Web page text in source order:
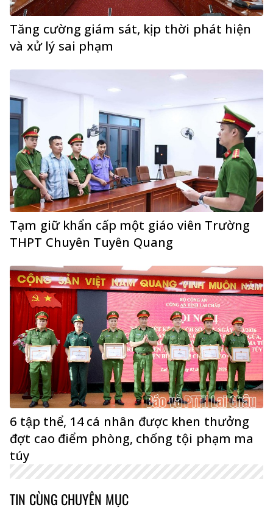
Tăng cường giám sát, kịp thời phát hiện
và xử lý sai phạm
Tạm giữ khẩn cấp một giáo viên Trường
THPT Chuyên Tuyên Quang
6 tập thể, 14 cá nhân được khen thưởng
đợt cao điểm phòng, chống tội phạm ma
túy
TIN CÙNG CHUYÊN MỤC